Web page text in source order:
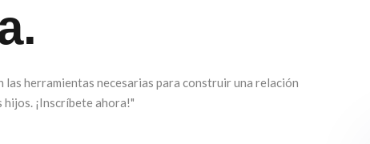
las herramientas necesarias para construir una relación
¡Inscríbete ahora!"